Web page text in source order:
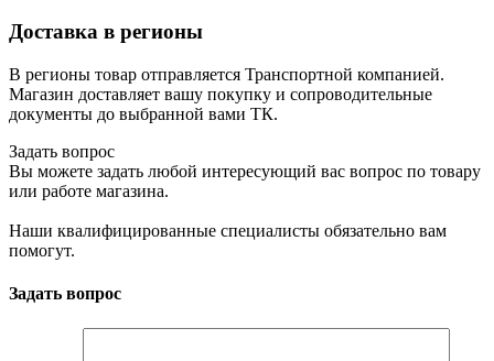
Доставка в регионы
В регионы товар отправляется Транспортной компанией.
Магазин доставляет вашу покупку и сопроводительные
документы до выбранной вами ТК.
Задать вопрос
Вы можете задать любой интересующий вас вопрос по товару
или работе магазина.
Наши квалифицированные специалисты обязательно вам
помогут.
Задать вопрос